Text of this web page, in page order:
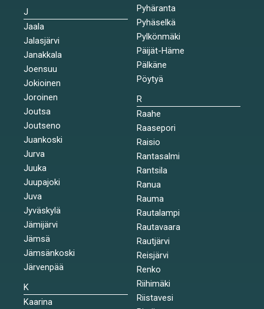
J
Jaala
Jalasjärvi
Janakkala
Joensuu
Jokioinen
Joroinen
Joutsa
Joutseno
Juankoski
Jurva
Juuka
Juupajoki
Juva
Jyväskylä
Jämijärvi
Jämsä
Jämsänkoski
Järvenpää
K
Kaarina
Pyhäranta
Pyhäselkä
Pylkönmäki
Päijät-Häme
Pälkäne
Pöytyä
R
Raahe
Raasepori
Raisio
Rantasalmi
Rantsila
Ranua
Rauma
Rautalampi
Rautavaara
Rautjärvi
Reisjärvi
Renko
Riihimäki
Riistavesi